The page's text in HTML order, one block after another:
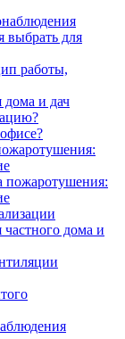
выбрать для
работы,
и дач
пожаротушения:
дома и